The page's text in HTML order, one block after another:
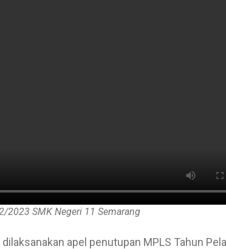
2023 SMK Negeri 11 Semarang
apel penutupan MPLS Tahun